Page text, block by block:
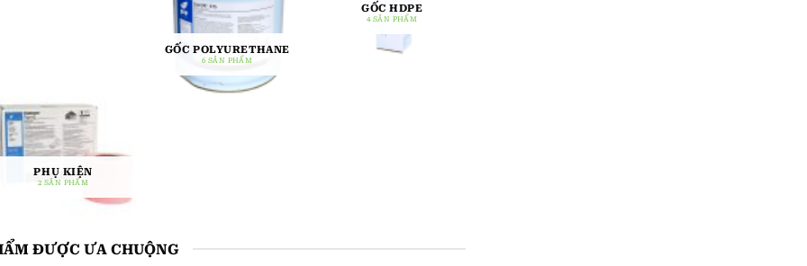
GỐC POLYURETHANE
6 SẢN PHẨM
GỐC HDPE
4 SẢN PHẨM
PHỤ KIỆN
2 SẢN PHẨM
ĐƯỢC ƯA CHUỘNG